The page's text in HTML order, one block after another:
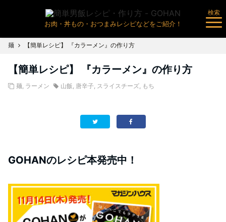
お肉・丼もの・おつまみレシピなどをご紹介！
検索
麺 【簡単レシピ】 『カラーメン』の作り方
【簡単レシピ】 『カラーメン』の作り方
麺, ラーメン 山飯, 唐辛子, スライスチーズ, もち
GOHANのレシピ本発売中！